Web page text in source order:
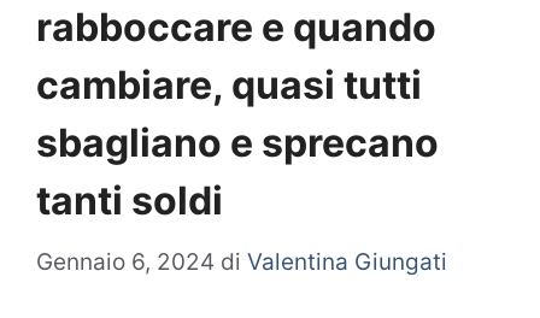
rabboccare e quando
cambiare, quasi tutti
sbagliano e sprecano
tanti soldi
Gennaio 6, 2024 di Valentina Giungati